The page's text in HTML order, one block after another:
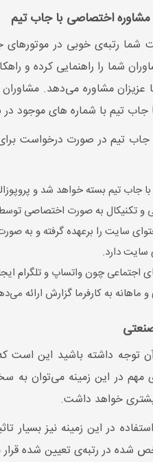
ندارد
12ماه:
8عدد
◀ تعداد
اختصاصی با جاب تیم
رتبه‌ی خوبی در موتورهای
شما را راهنمایی کرده و
عزیزان مشاوره می‌دهد.
جاب تیم با شماره‌ های موجود
جاب تیم در صورت درخواست
جاب تیم بسته خواهد شد و
و تکنیکال به صورت اختصاصی
سایت را برعهده گرفته و به
سایت دارد.
چون واتساپ و تلگرام
به کارفرما گزارش ارائه
مهم در این زمینه می‌توان
خواهد داشت.
در این زمینه نیز
در رتبه‌ی تعیین شده قرار